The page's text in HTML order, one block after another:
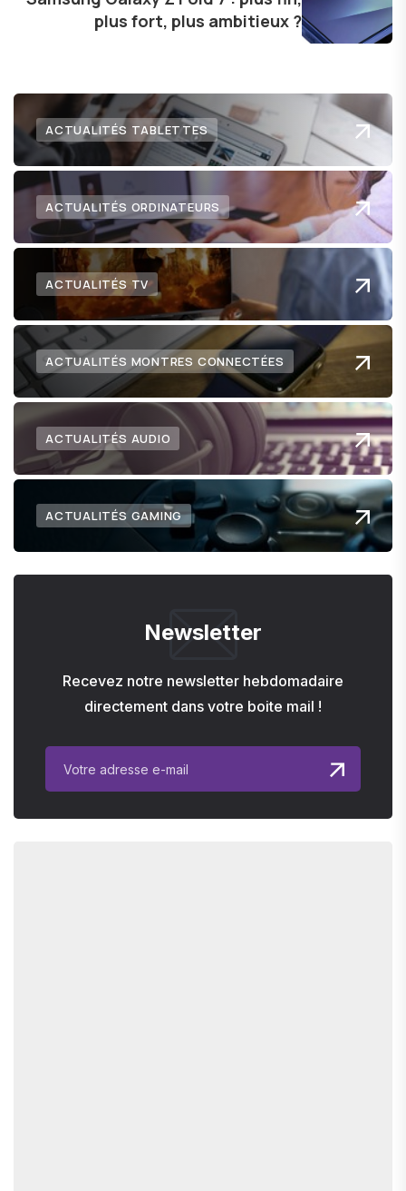
lecteurs un aperçu captivant de ce que le futur
plus fort, plus ambitieux ?
ACTUALITÉS TABLETTES
ACTUALITÉS ORDINATEURS
ACTUALITÉS TV
ACTUALITÉS MONTRES CONNECTÉES
ACTUALITÉS AUDIO
ACTUALITÉS GAMING
Newsletter
Recevez notre newsletter hebdomadaire
directement dans votre boite mail !